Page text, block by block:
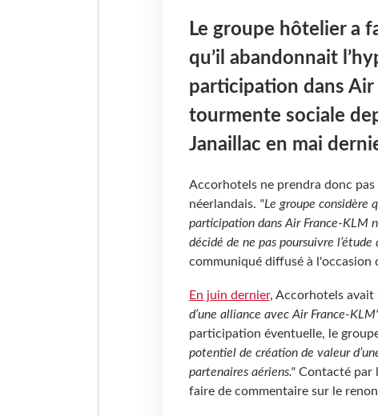
Le groupe hôtelier a
qu’il abandonnait
participation dans
tourmente sociale
Janaillac en mai
Accorhotels ne prendra donc
néerlandais. "Le groupe considère
participation dans Air France-KLM
décidé de ne pas poursuivre
communiqué diffusé à l'occasion
En juin dernier, Accorhotels avait
d’une alliance avec Air France-
participation éventuelle, le
potentiel de création de valeur
partenaires aériens." Contacté par
faire de commentaire sur le